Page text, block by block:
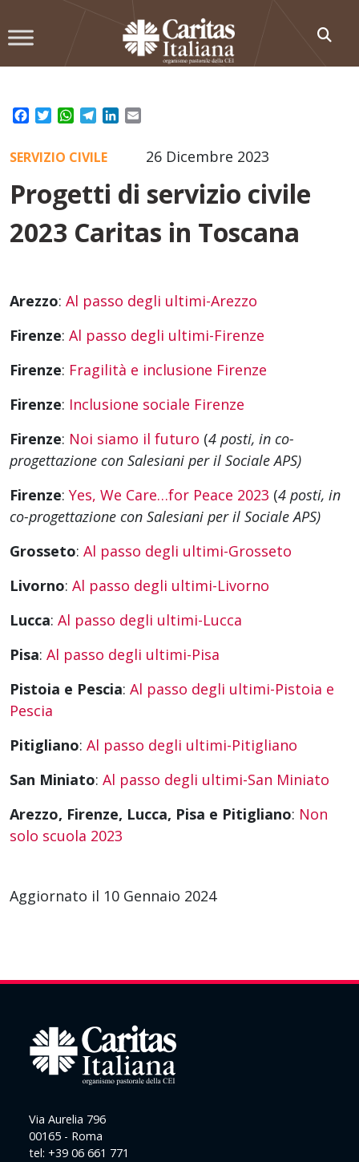
to
Facebook
TwitterWhatsApp
TelegramLinkedIn
26 Dicembre 2023
SERVIZIO CIVILE
Progetti di servizio civile
2023 Caritas in Toscana
Arezzo: Al passo degli ultimi-Arezzo
Firenze: Al passo degli ultimi-Firenze
Firenze: Fragilità e inclusione Firenze
Firenze: Inclusione sociale Firenze
Firenze: Noi siamo il futuro (4 posti, in co-
progettazione con Salesiani per il Sociale APS)
Firenze: Yes, We Care…for Peace 2023 (4 posti, in
co-progettazione con Salesiani per il Sociale APS)
Grosseto: Al passo degli ultimi-Grosseto
Livorno: Al passo degli ultimi-Livorno
Lucca: Al passo degli ultimi-Lucca
Pisa: Al passo degli ultimi-Pisa
Pistoia e Pescia: Al passo degli ultimi-Pistoia e
Pescia
Pitigliano: Al passo degli ultimi-Pitigliano
San Miniato: Al passo degli ultimi-San Miniato
Arezzo, Firenze, Lucca, Pisa e Pitigliano: Non
solo scuola 2023
Aggiornato il 10 Gennaio 2024
Via Aurelia 796
00165 - Roma
tel: +39 06 661 771